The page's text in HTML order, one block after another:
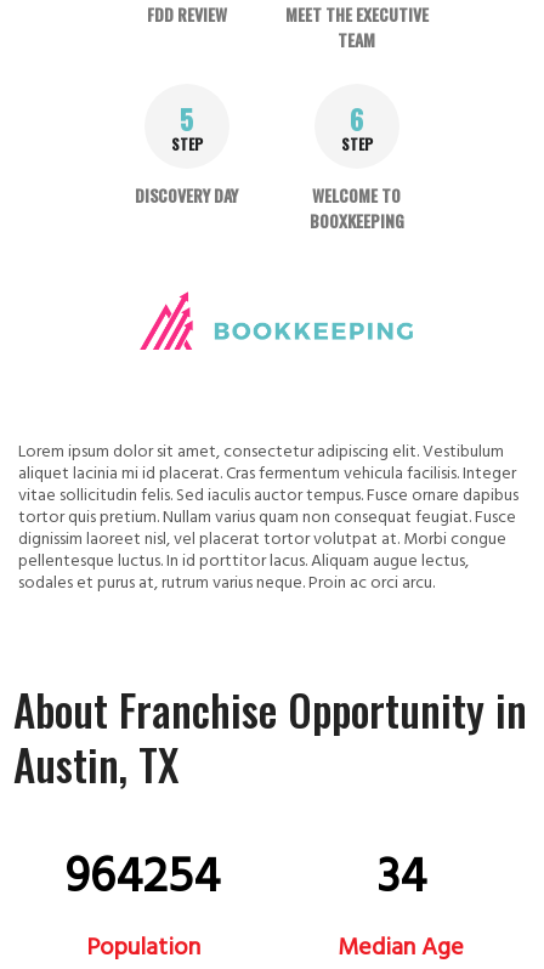
FDD REVIEW
MEET THE EXECUTIVE
TEAM
5
STEP
DISCOVERY DAY
6
STEP
WELCOME TO
BOOXKEEPING
Lorem ipsum dolor sit amet, consectetur adipiscing elit. Vestibulum
aliquet lacinia mi id placerat. Cras fermentum vehicula facilisis. Integer
vitae sollicitudin felis. Sed iaculis auctor tempus. Fusce ornare dapibus
tortor quis pretium. Nullam varius quam non consequat feugiat. Fusce
dignissim laoreet nisl, vel placerat tortor volutpat at. Morbi congue
pellentesque luctus. In id porttitor lacus. Aliquam augue lectus,
sodales et purus at, rutrum varius neque. Proin ac orci arcu.
About Franchise Opportunity in
Austin, TX
964254
Population
34
Median Age